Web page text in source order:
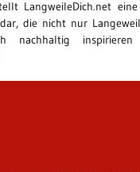
LangweileDich.net
die nicht nur
nachhaltig